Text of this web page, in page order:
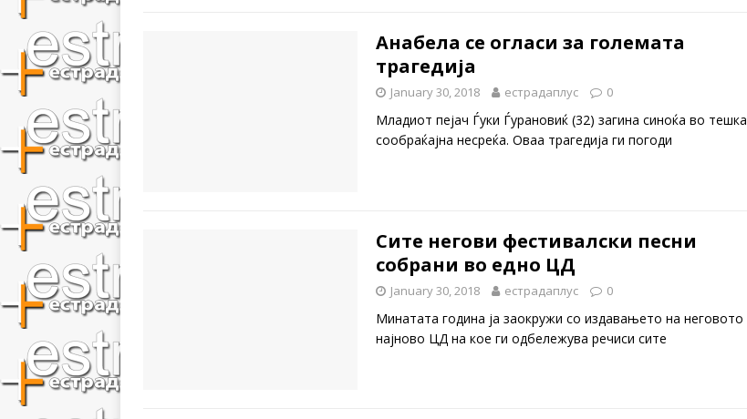
Анабела се огласи за големата
трагедија
January 30, 2018 естрадаплус 0
Младиот пејач Ѓуки Ѓурановиќ (32) загина синоќа во тешка
сообраќајна несреќа. Оваа трагедија ги погоди
Сите негови фестивалски песни
собрани во едно ЦД
January 30, 2018 естрадаплус 0
Минатата година ја заокружи со издавањето на неговото
најново ЦД на кое ги одбележува речиси сите